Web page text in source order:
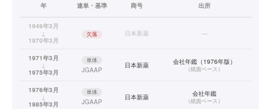
年 連単・基準 商号 出所
1949年3月
↓
1970年3月
欠落 日本新薬 —
1971年3月
↓
1975年3月
単体
JGAAP
日本新薬 会社年鑑（1976年版）
（紙面ベース）
1976年3月
↓
1985年3月
単体
JGAAP
日本新薬 会社年鑑
（紙面ベース）